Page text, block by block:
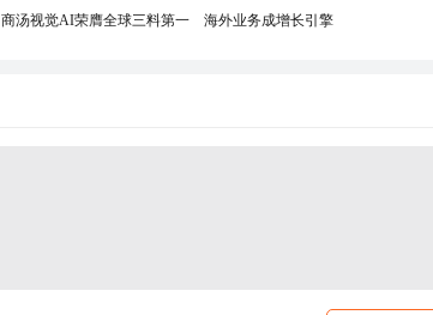
商汤视觉AI荣膺全球三料第一 海外业务成增长引擎